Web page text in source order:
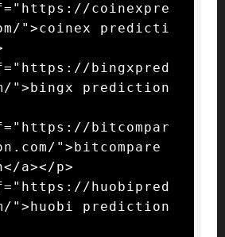
coinexpre
">coinex predicti
bingxpred
">bingx prediction
bitcompar
">bitcompare
a></p>
huobipred
">huobi prediction